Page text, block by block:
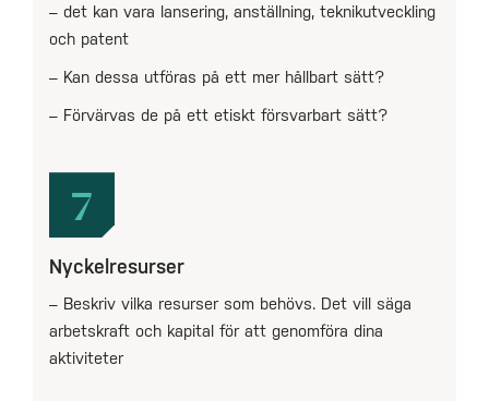
– det kan vara lansering, anställning, teknikutveckling
och patent
– Kan dessa utföras på ett mer hållbart sätt?
– Förvärvas de på ett etiskt försvarbart sätt?
7
Nyckelresurser
– Beskriv vilka resurser som behövs. Det vill säga
arbetskraft och kapital för att genomföra dina
aktiviteter